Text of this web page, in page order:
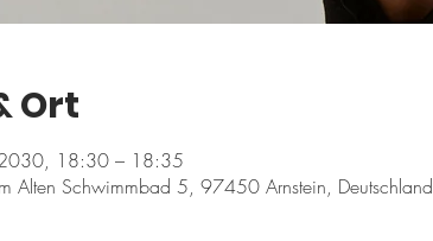
Ort
18:30 – 18:35
Alten Schwimmbad 5, 97450 Arnstein, Deutschland